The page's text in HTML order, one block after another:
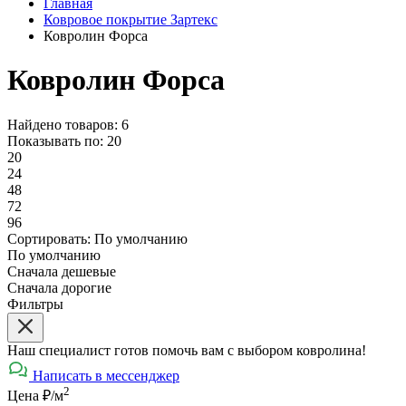
Ковровое покрытие Зартекс
Ковролин Форса
Ковролин Форса
Найдено товаров: 6
Показывать по: 20
20
24
48
72
96
Сортировать: По умолчанию
По умолчанию
Сначала дешевые
Сначала дорогие
Фильтры
Наш специалист готов помочь вам с выбором ковролина!
Написать в мессенджер
Цена ₽/м2